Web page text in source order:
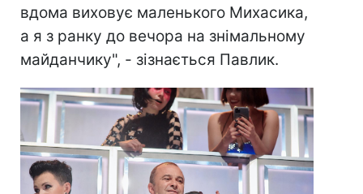
вдома виховує маленького Михасика,
а я з ранку до вечора на знімальному
майданчику", - зізнається Павлик.